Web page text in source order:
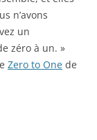
n’avons
un
zéro à un. »
Zero to One de